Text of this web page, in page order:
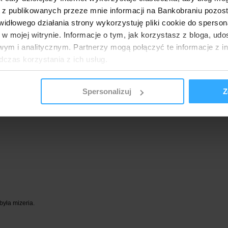
publikowanych przeze mnie informacji na Bankobraniu
działania strony wykorzystuję pliki cookie do
mojej witrynie. Informacje o tym, jak korzystasz z bloga,
i analitycznym. Partnerzy mogą połączyć te informacje z
korzystania z ich usług.
Spersonalizuj
Środki - edycja 9/2022"
mizeria.